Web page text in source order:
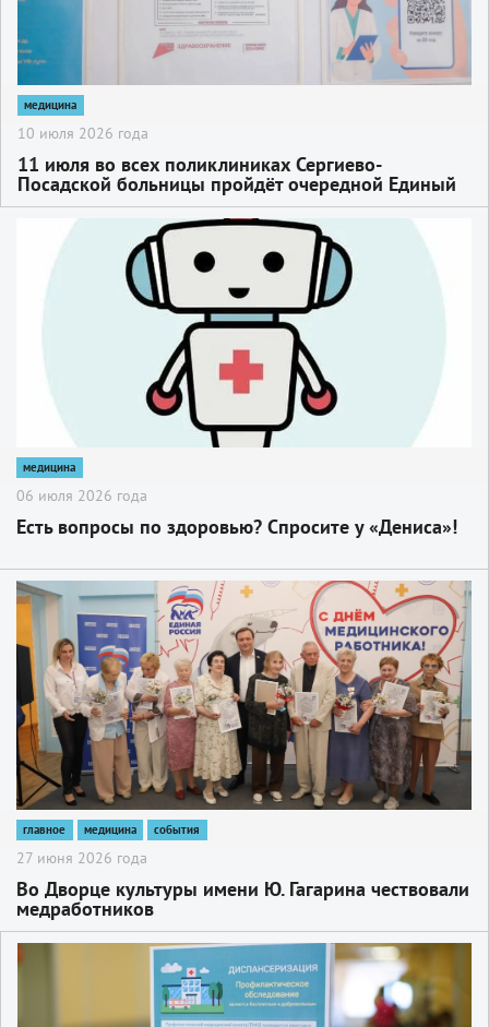
медицина
10 июля 2026 года
11 июля во всех поликлиниках Сергиево-
Посадской больницы пройдёт очередной Единый
день диспансеризации
медицина
06 июля 2026 года
Есть вопросы по здоровью? Спросите у «Дениса»!
2
главное медицина события
27 июня 2026 года
Во Дворце культуры имени Ю. Гагарина чествовали
медработников
2